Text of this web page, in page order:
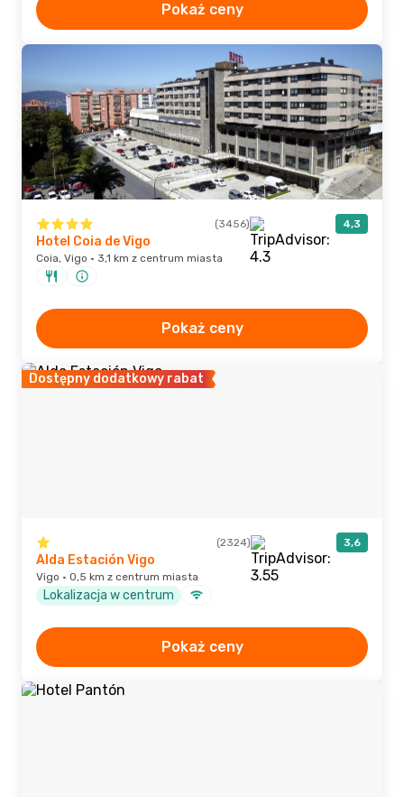
Pokaż ceny
(3456) 4,3
Hotel Coia de Vigo
Coia, Vigo · 3,1 km z centrum miasta
Pokaż ceny
Dostępny dodatkowy rabat
(2324) 3,6
Alda Estación Vigo
Vigo · 0,5 km z centrum miasta
Lokalizacja w centrum
Pokaż ceny